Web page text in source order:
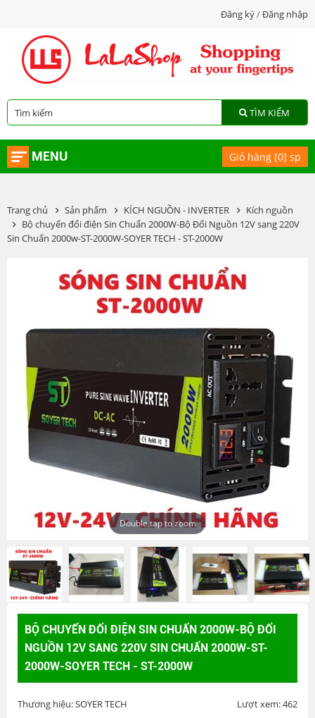
Đăng ký/Đăng nhập
TÌM KIẾM
MENU Giỏ hàng [0] sp
Trang chủ Sản phẩm KÍCH NGUỒN - INVERTER
Kích nguồn
Bộ chuyển đổi điện Sin Chuẩn 2000W-Bộ Đổi Nguồn 12V sang 220V
Sin Chuẩn 2000w-ST-2000W-SOYER TECH - ST-2000W
Double tap to zoom
BỘ CHUYỂN ĐỔI ĐIỆN SIN CHUẨN 2000W-BỘ ĐỔI
NGUỒN 12V SANG 220V SIN CHUẨN 2000W-ST-
2000W-SOYER TECH - ST-2000W
Thương hiệu: SOYER TECH
Lượt xem: 462